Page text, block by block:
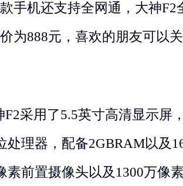
手机还支持全网通，大神F2
为888元，喜欢的朋友可以
F2采用了5.5英寸高清显示屏
处理器，配备2GBRAM以及
素前置摄像头以及1300万像